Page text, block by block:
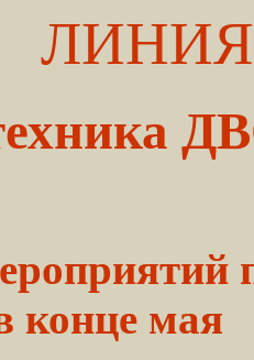
конце мая